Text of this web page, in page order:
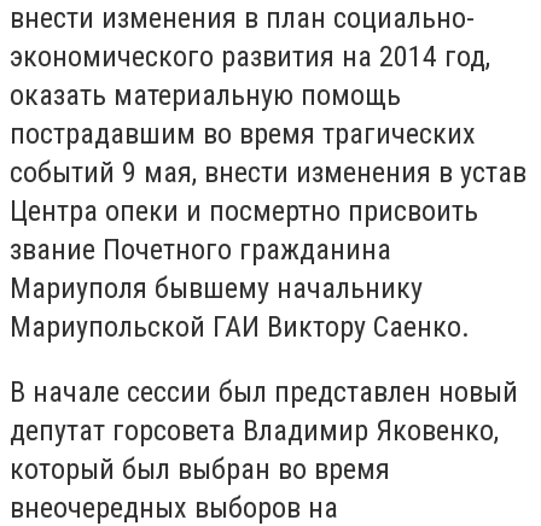
внести изменения в план социально-
экономического развития на 2014 год,
оказать материальную помощь
пострадавшим во время трагических
событий 9 мая, внести изменения в устав
Центра опеки и посмертно присвоить
звание Почетного гражданина
Мариуполя бывшему начальнику
Мариупольской ГАИ Виктору Саенко.
В начале сессии был представлен новый
депутат горсовета Владимир Яковенко,
который был выбран во время
внеочередных выборов на